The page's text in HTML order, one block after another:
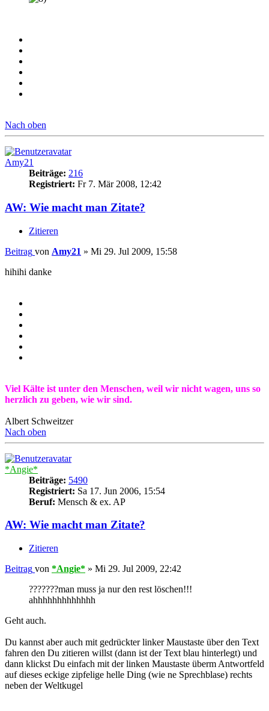
Nach oben
Amy21
Beiträge: 216
Registriert: Fr 7. Mär 2008, 12:42
AW: Wie macht man Zitate?
Zitieren
Beitrag von Amy21 » Mi 29. Jul 2009, 15:58
hihihi danke
Viel Kälte ist unter den Menschen, weil wir nicht wagen, uns so
herzlich zu geben, wie wir sind.
Albert Schweitzer
Nach oben
*Angie*
Beiträge: 5490
Registriert: Sa 17. Jun 2006, 15:54
Beruf: Mensch & ex. AP
AW: Wie macht man Zitate?
Zitieren
Beitrag von *Angie* » Mi 29. Jul 2009, 22:42
???????man muss ja nur den rest löschen!!!
ahhhhhhhhhhhhh
Geht auch.
Du kannst aber auch mit gedrückter linker Maustaste über den Text
fahren den Du zitieren willst (dann ist der Text blau hinterlegt) und
dann klickst Du einfach mit der linken Maustaste überm Antwortfeld
auf dieses eckige zipfelige helle Ding (wie ne Sprechblase) rechts
neben der Weltkugel